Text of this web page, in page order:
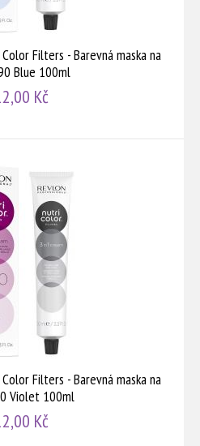
Filters - Barevná maska na
Blue 100ml
Kč
Filters - Barevná maska na
Violet 100ml
Kč